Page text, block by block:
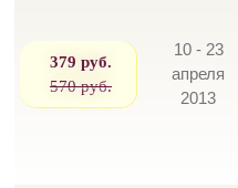
379 руб.
570 руб.
10 - 23
апреля
2013